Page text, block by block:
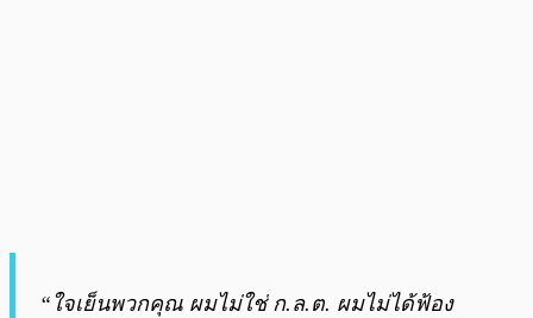
“ใจเย็นพวกคุณ ผมไม่ใช่ ก.ล.ต. ผมไม่ได้ฟ้อง